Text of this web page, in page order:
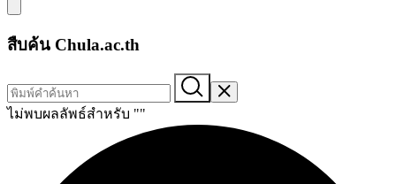
สืบค้น Chula.ac.th
ไม่พบผลลัพธ์สำหรับ ""